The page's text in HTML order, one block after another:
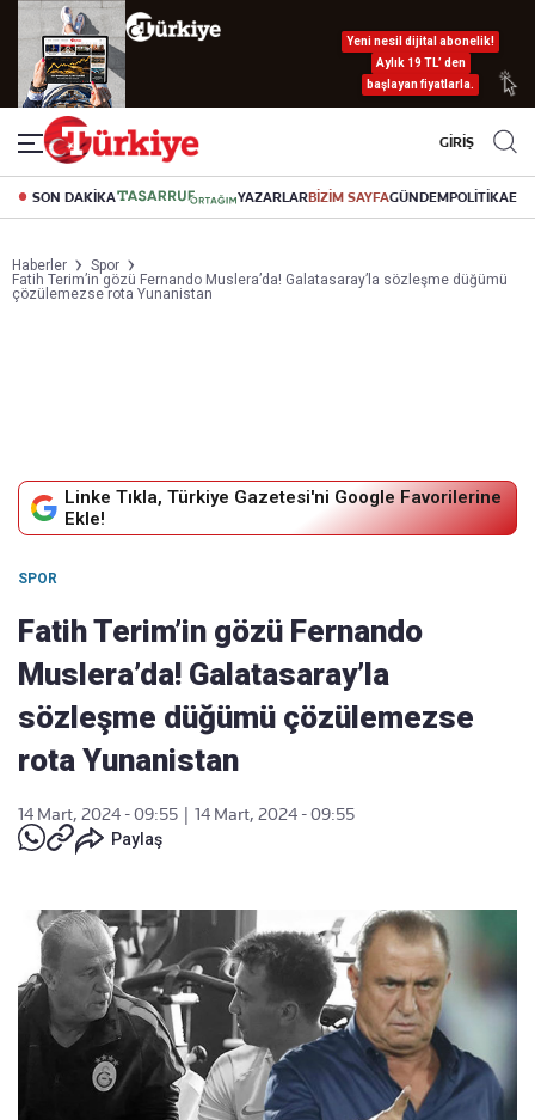
Yeni nesil dijital abonelik!
Aylık 19 TL’ den
başlayan fiyatlarla.
GİRİŞ
SON DAKİKA YAZARLARBİZİM SAYFAGÜNDEMPOLİTİKA
Haberler
Spor
Fatih Terim’in gözü Fernando Muslera’da! Galatasaray’la sözleşme düğümü
çözülemezse rota Yunanistan
Linke Tıkla, Türkiye Gazetesi'ni Google Favorilerine
Ekle!
SPOR
Fatih Terim’in gözü Fernando
Muslera’da! Galatasaray’la
sözleşme düğümü çözülemezse
rota Yunanistan
14 Mart, 2024 - 09:55
14 Mart, 2024 - 09:55
Paylaş